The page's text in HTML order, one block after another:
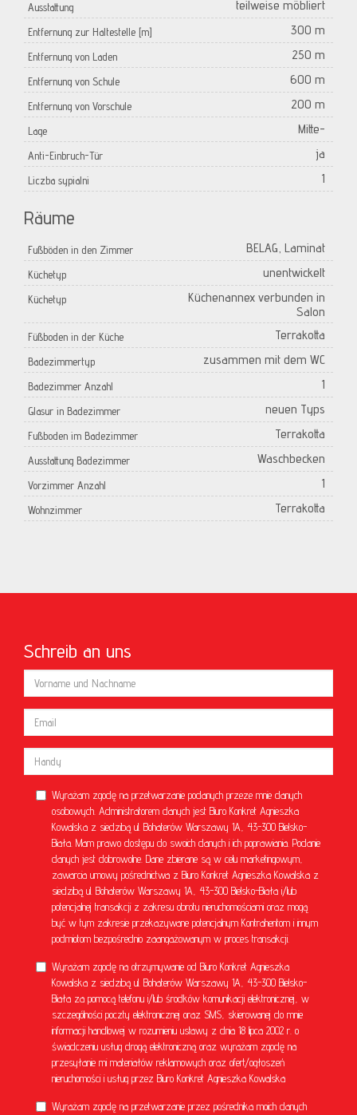
Ausstattung teilweise möbliert
Entfernung zur Haltestelle [m] 300 m
Entfernung von Laden 250 m
Entfernung von Schule 600 m
Entfernung von Vorschule 200 m
Lage Mitte-
Anti-Einbruch-Tür ja
Liczba sypialni 1
Räume
Fußböden in den Zimmer BELAG, Laminat
Küchetyp unentwickelt
Küchetyp
Küchenannex verbunden in
Salon
Füßboden in der Küche Terrakotta
Badezimmertyp zusammen mit dem WC
Badezimmer Anzahl 1
Glasur in Badezimmer neuen Typs
Fußboden im Badezimmer Terrakotta
Ausstattung Badezimmer Waschbecken
Vorzimmer Anzahl 1
Wohnzimmer Terrakotta
Schreib an uns
Wyrażam zgodę na przetwarzanie podanych przeze mnie danych
osobowych. Administratorem danych jest Biuro Konkret Agnieszka
Kowalska z siedzibą ul. Bohaterów Warszawy 1A, 43-300 Bielsko-
Biała. Mam prawo dostępu do swoich danych i ich poprawiania. Podanie
danych jest dobrowolne. Dane zbierane są w celu marketingowym,
zawarcia umowy pośrednictwa z Biuro Konkret Agnieszka Kowalska z
siedzibą ul. Bohaterów Warszawy 1A, 43-300 Bielsko-Biała i/lub
potencjalnej transakcji z zakresu obrotu nieruchomościami oraz mogą
być w tym zakresie przekazywane potencjalnym Kontrahentom i innym
podmiotom bezpośrednio zaangażowanym w proces transakcji.
Wyrażam zgodę na otrzymywanie od Biuro Konkret Agnieszka
Kowalska z siedzibą ul. Bohaterów Warszawy 1A, 43-300 Bielsko-
Biała za pomocą telefonu i/lub środków komunikacji elektronicznej, w
szczególności poczty elektronicznej oraz SMS, skierowanej do mnie
informacji handlowej w rozumieniu ustawy z dnia 18 lipca 2002 r. o
świadczeniu usług drogą elektroniczną oraz wyrażam zgodę na
przesyłanie mi materiałów reklamowych oraz ofert/ogłoszeń
nieruchomości i usług przez Biuro Konkret Agnieszka Kowalska
Wyrażam zgodę na przetwarzanie przez pośrednika moich danych